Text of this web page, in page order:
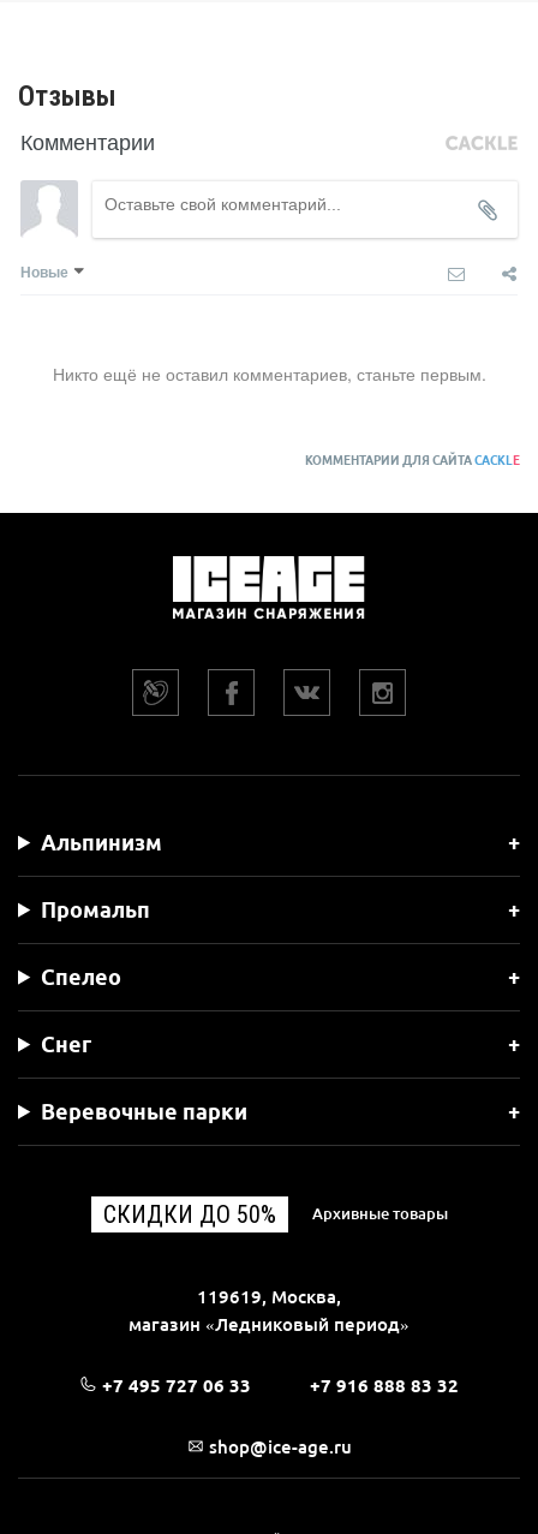
Отзывы
Комментарии
Новые
Никто ещё не оставил комментариев, станьте первым.
КОММЕНТАРИИ ДЛЯ САЙТАCACKL E
Альпинизм
Промальп
Спелео
Снег
Веревочные парки
СКИДКИ ДО 50% Архивные товары
119619, Москва,
магазин «Ледниковый период»
+7 495 727 06 33 +7 916 888 83 32
shop@ice-age.ru